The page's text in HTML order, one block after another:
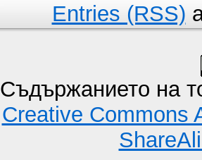
Entries (RSS)
Съдържанието на
Creative Commons